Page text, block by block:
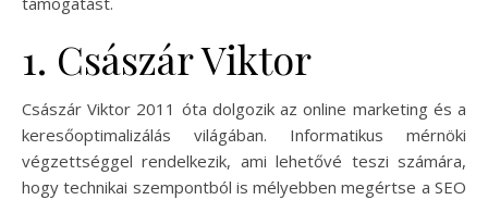
1. Császár Viktor
Császár Viktor 2011 óta dolgozik az online marketing és a
keresőoptimalizálás világában. Informatikus mérnöki
végzettséggel rendelkezik, ami lehetővé teszi számára,
hogy technikai szempontból is mélyebben megértse a SEO